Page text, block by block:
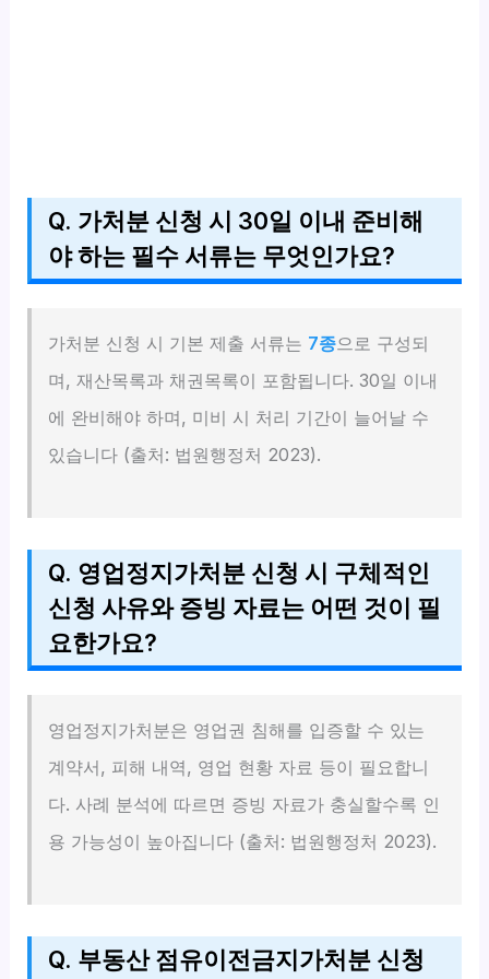
Q. 가처분 신청 시 30일 이내 준비해
야 하는 필수 서류는 무엇인가요?
가처분 신청 시 기본 제출 서류는 7종으로 구성되
며, 재산목록과 채권목록이 포함됩니다. 30일 이내
에 완비해야 하며, 미비 시 처리 기간이 늘어날 수
있습니다 (출처: 법원행정처 2023).
Q. 영업정지가처분 신청 시 구체적인
신청 사유와 증빙 자료는 어떤 것이 필
요한가요?
영업정지가처분은 영업권 침해를 입증할 수 있는
계약서, 피해 내역, 영업 현황 자료 등이 필요합니
다. 사례 분석에 따르면 증빙 자료가 충실할수록 인
용 가능성이 높아집니다 (출처: 법원행정처 2023).
Q. 부동산 점유이전금지가처분 신청